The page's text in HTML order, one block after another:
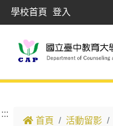
學校首頁 登入
跳到主要內容
:::
首頁 活動留影